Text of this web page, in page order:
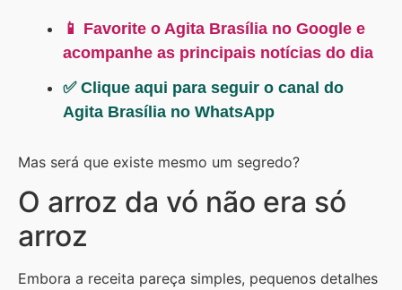
📱 Favorite o Agita Brasília no Google e
acompanhe as principais notícias do dia
✅ Clique aqui para seguir o canal do
Agita Brasília no WhatsApp
Mas será que existe mesmo um segredo?
O arroz da vó não era só
arroz
Embora a receita pareça simples, pequenos detalhes